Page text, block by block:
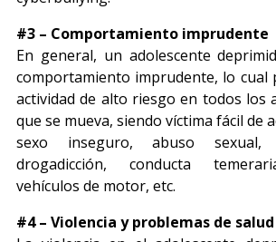
#3 – Comportamiento imprudente
En general, un adolescente
comportamiento imprudente, lo cual
actividad de alto riesgo en todos los
que se mueva, siendo víctima fácil de
sexo inseguro, abuso sexual,
drogadicción, conducta
vehículos de motor, etc.
#4 – Violencia y problemas de